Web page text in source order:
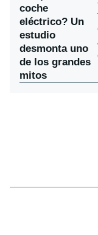
coche
eléctrico? Un
estudio
desmonta uno
de los grandes
mitos